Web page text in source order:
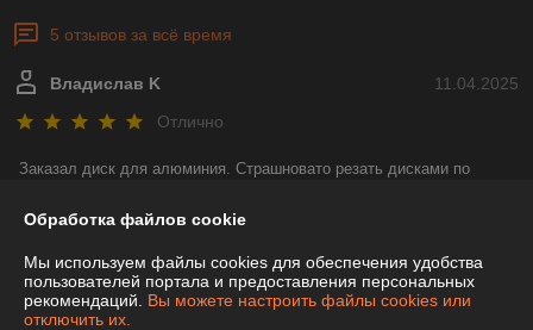
5 отзывов за всё время
11.04.2025
Владислав K
Отлично
Заказал диск для алюминия. Страшновато резать дисками по
профессиональный. Организацию нашел быстро, есть парковка.
05.01.2024
Александр
Обработка файлов cookie
Мы используем файлы cookies для обеспечения удобства
пользователей портала и предоставления персональных
рекомендаций. Вы можете настроить файлы cookies или
отключить их.